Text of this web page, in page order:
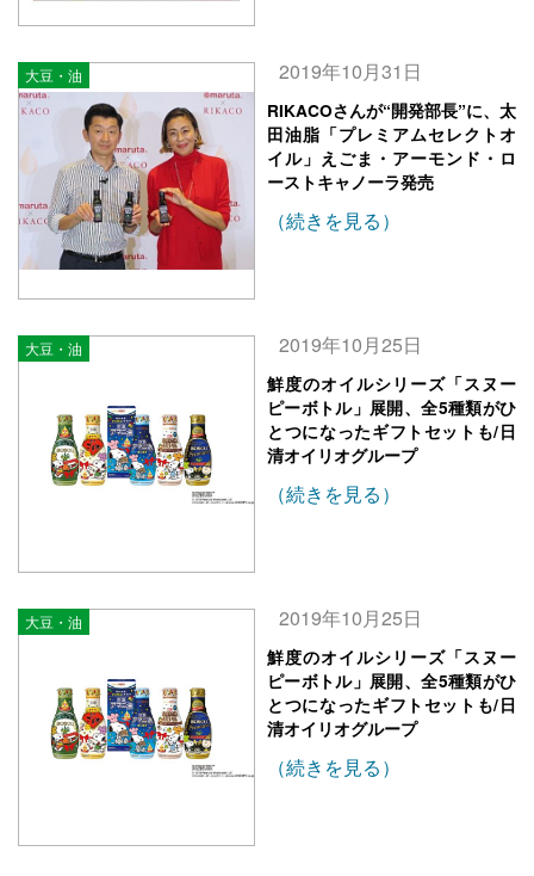
大豆・油 2019年10月31日
RIKACOさんが“開発部長”に、太
田油脂「プレミアムセレクトオ
イル」えごま・アーモンド・ロ
ーストキャノーラ発売
（続きを見る）
大豆・油 2019年10月25日
鮮度のオイルシリーズ「スヌー
ピーボトル」展開、全5種類がひ
とつになったギフトセットも/日
清オイリオグループ
（続きを見る）
大豆・油 2019年10月25日
鮮度のオイルシリーズ「スヌー
ピーボトル」展開、全5種類がひ
とつになったギフトセットも/日
清オイリオグループ
（続きを見る）